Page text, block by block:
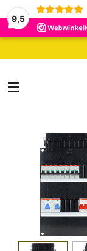
9,5